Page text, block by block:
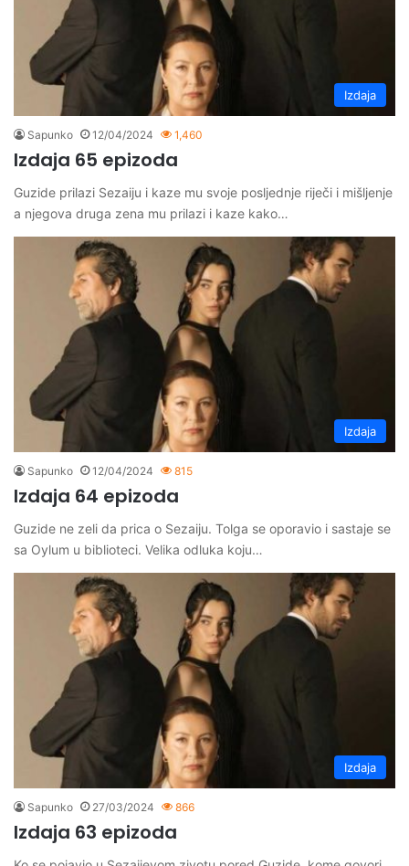
Izdaja
Sapunko 12/04/2024 1,460
Izdaja 65 epizoda
Guzide prilazi Sezaiju i kaze mu svoje posljednje riječi i mišljenje
a njegova druga zena mu prilazi i kaze kako…
Izdaja
Sapunko 12/04/2024 815
Izdaja 64 epizoda
Guzide ne zeli da prica o Sezaiju. Tolga se oporavio i sastaje se
sa Oylum u biblioteci. Velika odluka koju…
Izdaja
Sapunko 27/03/2024 866
Izdaja 63 epizoda